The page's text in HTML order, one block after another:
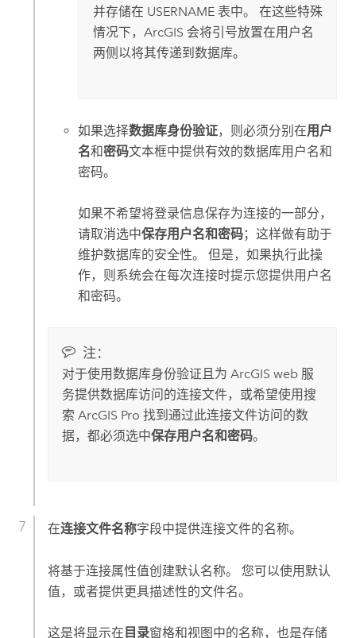
并存储在 USERNAME 表中。 在这些特殊
情况下，ArcGIS 会将引号放置在用户名
两侧以将其传递到数据库。
如果选择数据库身份验证，则必须分别在用户
名和密码文本框中提供有效的数据库用户名和
密码。
如果不希望将登录信息保存为连接的一部分，
请取消选中保存用户名和密码；这样做有助于
维护数据库的安全性。 但是，如果执行此操
作，则系统会在每次连接时提示您提供用户名
和密码。
注：
对于使用数据库身份验证且为 ArcGIS web 服
务提供数据库访问的连接文件，或希望使用搜
索 ArcGIS Pro 找到通过此连接文件访问的数
据，都必须选中保存用户名和密码。
在连接文件名称字段中提供连接文件的名称。
将基于连接属性值创建默认名称。 您可以使用默认
值，或者提供更具描述性的文件名。
这是将显示在 目录窗格和视图中的名称，也是存储